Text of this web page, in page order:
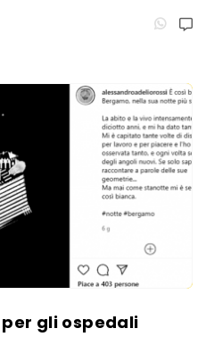
gli ospedali